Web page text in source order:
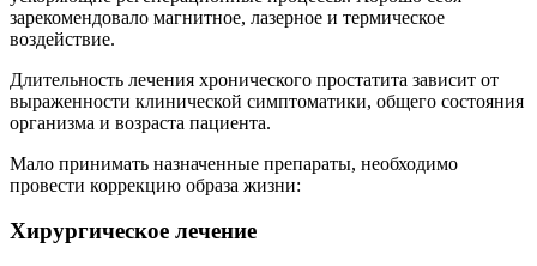
зарекомендовало магнитное, лазерное и термическое
воздействие.
Длительность лечения хронического простатита зависит от
выраженности клинической симптоматики, общего состояния
организма и возраста пациента.
Мало принимать назначенные препараты, необходимо
провести коррекцию образа жизни:
Хирургическое лечение